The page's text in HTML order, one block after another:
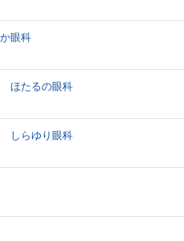
眼科
ほたるの眼科
しらゆり眼科